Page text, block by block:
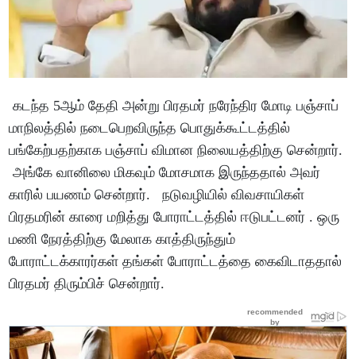
கடந்த 5ஆம் தேதி அன்று பிரதமர் நரேந்திர மோடி பஞ்சாப்
மாநிலத்தில் நடைபெறவிருந்த பொதுக்கூட்டத்தில்
பங்கேற்பதற்காக பஞ்சாப் விமான நிலையத்திற்கு சென்றார்.
அங்கே வானிலை மிகவும் மோசமாக இருந்ததால் அவர்
காரில் பயணம் சென்றார். நடுவழியில் விவசாயிகள்
பிரதமரின் காரை மறித்து போராட்டத்தில் ஈடுபட்டனர் . ஒரு
மணி நேரத்திற்கு மேலாக காத்திருந்தும்
போராட்டக்காரர்கள் தங்கள் போராட்டத்தை கைவிடாததால்
பிரதமர் திரும்பிச் சென்றார்.